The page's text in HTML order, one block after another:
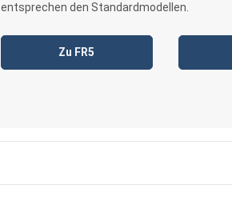
entsprechen den Standardmodellen.
Zu FR5